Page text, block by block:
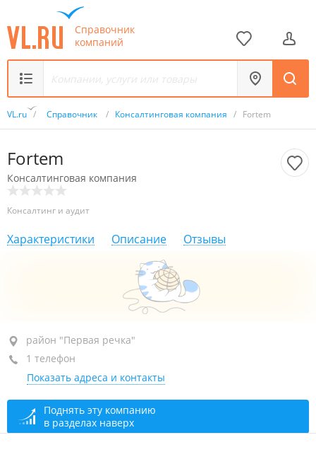
Справочник
компаний
VL.ru / Справочник / Консалтинговая компания / Fortem
Fortem
Консалтинговая компания
Консалтинг и аудит
Характеристики Описание Отзывы
район "Первая речка", пр-т Океанский, 69
БЦ "Капитал", 5-й этаж, оф. 503
+7 914 668-16-67
сегодня закрыто
район "Первая речка"
1 телефон
Показать адреса и контакты
Поднять эту компанию
в разделах наверх